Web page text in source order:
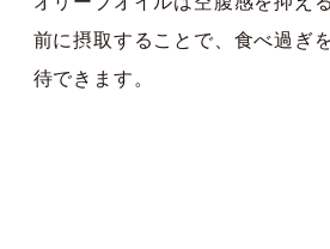
前に摂取することで、食べ過ぎ
待できます。